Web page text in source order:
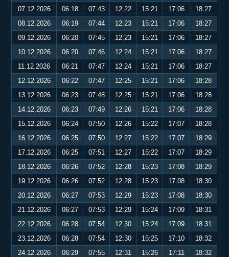
07.12.2026 06:18 07:43 12:22 15:21 17:06
18:27
08.12.2026
06:19 07:44 12:23 15:21 17:06
18:27
09.12.2026
06:20 07:45 12:23 15:21 17:06
18:27
10.12.2026
06:20 07:46 12:24 15:21 17:06
18:27
11.12.2026
06:21 07:47 12:24 15:21 17:06
18:27
12.12.2026
06:22 07:47 12:25 15:21 17:06
18:28
13.12.2026
06:23 07:48 12:25 15:21 17:06
18:28
14.12.2026
06:23 07:49 12:26 15:21 17:06
18:28
15.12.2026
06:24 07:50 12:26 15:22 17:07
18:28
16.12.2026
06:25 07:50 12:27 15:22 17:07
18:29
17.12.2026
06:25 07:51 12:27 15:22 17:07
18:29
18.12.2026
06:26 07:52 12:28 15:23 17:08
18:29
19.12.2026
06:26 07:52 12:28 15:23 17:08
18:30
20.12.2026
06:27 07:53 12:29 15:23 17:08
18:30
21.12.2026
06:27 07:53 12:29 15:24 17:09
18:31
22.12.2026
06:28 07:54 12:30 15:24 17:09
18:31
23.12.2026
06:28 07:54 12:30 15:25 17:10
18:32
24.12.2026
06:29 07:55 12:31 15:26 17:11
18:32